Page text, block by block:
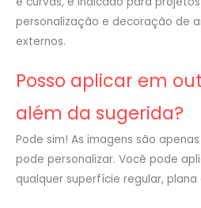
personalização e decoração de
externos.
Posso aplicar em
além da sugerida?
Pode sim! As imagens são
pode personalizar. Você pode
qualquer superfície regular, plana